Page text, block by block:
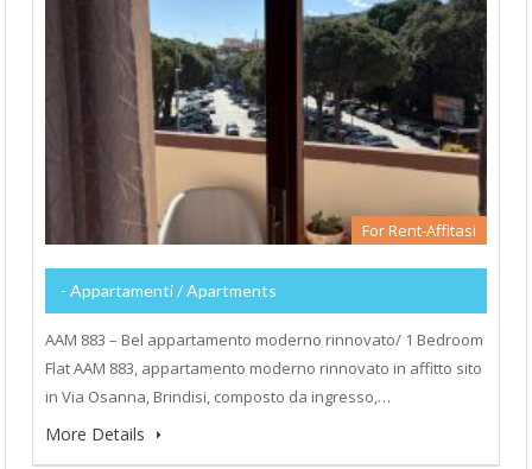
For Rent-Affitasi
- Appartamenti / Apartments
AAM 883 – Bel appartamento moderno rinnovato/ 1 Bedroom
Flat AAM 883, appartamento moderno rinnovato in affitto sito
in Via Osanna, Brindisi, composto da ingresso,…
More Details